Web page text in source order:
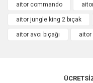
Bu
aitor commando
aitor jungle king 2 bıçak
aitor avcı bıçağı aitor